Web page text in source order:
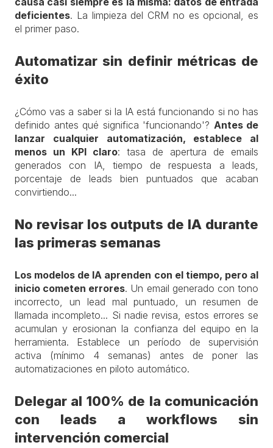
deficientes. La limpieza del CRM no es opcional, es
el primer paso.
Automatizar sin definir métricas de
éxito
¿Cómo vas a saber si la IA está funcionando si no has
definido antes qué significa 'funcionando'? Antes de
lanzar cualquier automatización, establece al
menos un KPI claro: tasa de apertura de emails
generados con IA, tiempo de respuesta a leads,
porcentaje de leads bien puntuados que acaban
convirtiendo...
No revisar los outputs de IA durante
las primeras semanas
Los modelos de IA aprenden con el tiempo, pero al
inicio cometen errores. Un email generado con tono
incorrecto, un lead mal puntuado, un resumen de
llamada incompleto... Si nadie revisa, estos errores se
acumulan y erosionan la confianza del equipo en la
herramienta. Establece un período de supervisión
activa (mínimo 4 semanas) antes de poner las
automatizaciones en piloto automático.
Delegar al 100% de la comunicación
con leads a workflows sin
intervención comercial